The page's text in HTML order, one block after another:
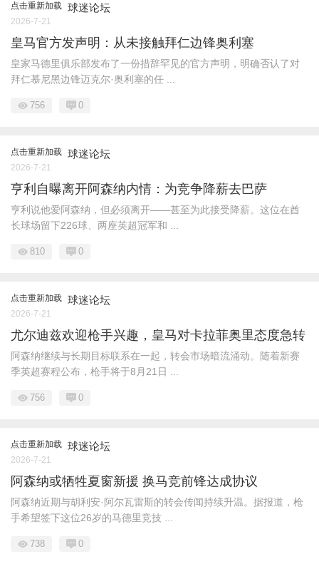
点击重新加载 球迷论坛
2026-7-21
皇马官方发声明：从未接触拜仁边锋奥利塞
皇家马德里俱乐部发布了一份措辞罕见的官方声明，明确否认了对
拜仁慕尼黑边锋迈克尔·奥利塞的任 ...
756 0
点击重新加载 球迷论坛
2026-7-21
亨利自曝离开阿森纳内情：为竞争降薪去巴萨
亨利说他爱阿森纳，但必须离开——甚至为此接受降薪。这位在酋
长球场留下226球、两座英超冠军和 ...
810 0
点击重新加载 球迷论坛
2026-7-21
尤尔迪兹欢迎枪手兴趣，皇马对卡拉菲奥里态度急转
阿森纳继续与长期目标联系在一起，转会市场暗流涌动。随着新赛
季英超赛程公布，枪手将于8月21日 ...
756 0
点击重新加载 球迷论坛
2026-7-21
阿森纳或牺牲夏窗新援 换马竞前锋达成协议
阿森纳近期与胡利安·阿尔瓦雷斯的转会传闻持续升温。据报道，枪
手希望签下这位26岁的马德里竞技 ...
738 0